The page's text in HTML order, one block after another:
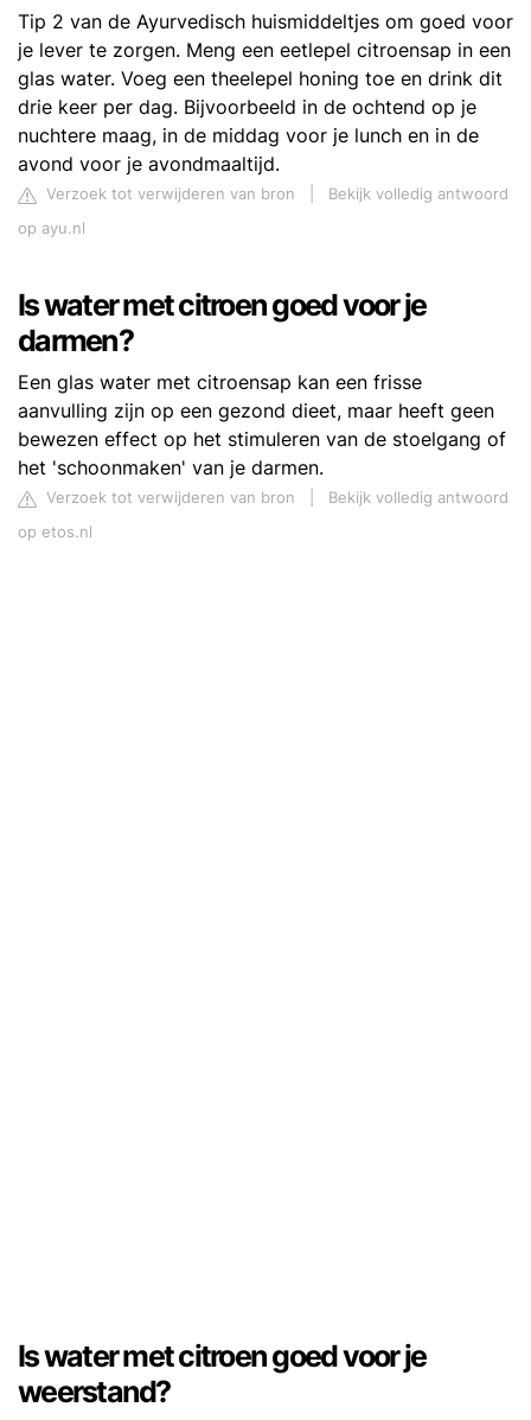
Tip 2 van de Ayurvedisch huismiddeltjes om goed voor
je lever te zorgen. Meng een eetlepel citroensap in een
glas water. Voeg een theelepel honing toe en drink dit
drie keer per dag. Bijvoorbeeld in de ochtend op je
nuchtere maag, in de middag voor je lunch en in de
avond voor je avondmaaltijd.
Verzoek tot verwijderen van bron
Bekijk volledig antwoord
op ayu.nl
Is water met citroen goed voor je
darmen?
Een glas water met citroensap kan een frisse
aanvulling zijn op een gezond dieet, maar heeft geen
bewezen effect op het stimuleren van de stoelgang of
het 'schoonmaken' van je darmen.
Verzoek tot verwijderen van bron
Bekijk volledig antwoord
op etos.nl
Is water met citroen goed voor je
weerstand?